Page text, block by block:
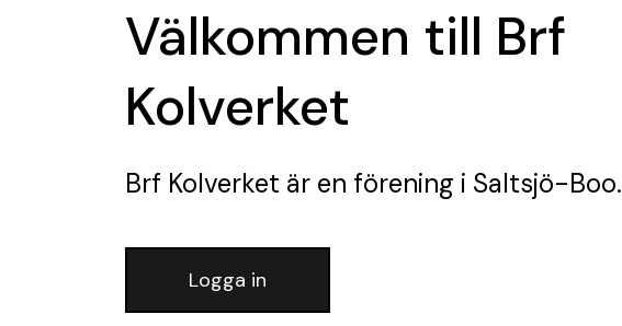
Välkommen till Brf
Kolverket
Brf Kolverket är en förening i Saltsjö-Boo.
Logga in